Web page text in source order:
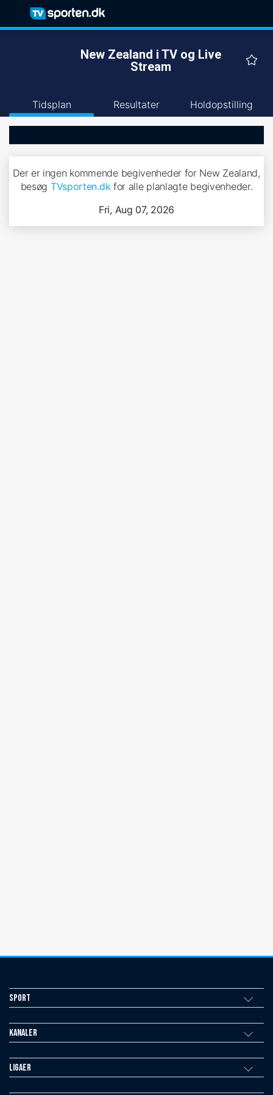
New Zealand i TV og Live
Stream
Tidsplan Resultater Holdopstilling
Der er ingen kommende begivenheder for New Zealand,
besøg TVsporten.dkfor alle planlagte begivenheder.
Fri, Aug 07, 2026
Sport
Kanaler
Ligaer